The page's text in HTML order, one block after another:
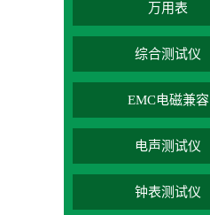
万用表
综合测试仪
EMC电磁兼容
电声测试仪
钟表测试仪